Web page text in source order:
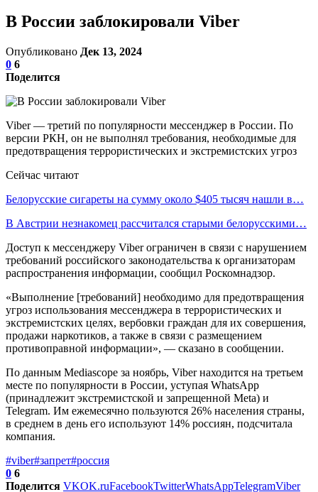
В России заблокировали Viber
Опубликовано Дек 13, 2024
0 6
Поделится
Viber — третий по популярности мессенджер в России. По
версии РКН, он не выполнял требования, необходимые для
предотвращения террористических и экстремистских угроз
Сейчас читают
Белорусские сигареты на сумму около $405 тысяч нашли в…
В Австрии незнакомец рассчитался старыми белорусскими…
Доступ к мессенджеру Viber ограничен в связи с нарушением
требований российского законодательства к организаторам
распространения информации, сообщил Роскомнадзор.
«Выполнение [требований] необходимо для предотвращения
угроз использования мессенджера в террористических и
экстремистских целях, вербовки граждан для их совершения,
продажи наркотиков, а также в связи с размещением
противоправной информации», — сказано в сообщении.
По данным Mediascope за ноябрь, Viber находится на третьем
месте по популярности в России, уступая WhatsApp
(принадлежит экстремистской и запрещенной Meta) и
Telegram. Им ежемесячно пользуются 26% населения страны,
в среднем в день его используют 14% россиян, подсчитала
компания.
#viber#запрет#россия
0 6
Поделится VKOK.ruFacebookTwitterWhatsAppTelegramViber